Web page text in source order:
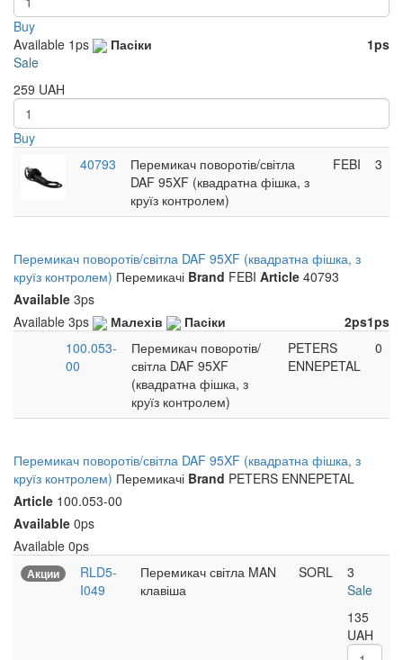
Buy
Available 1ps Пасіки
1ps
Sale
259 UAH
Buy
40793
Перемикач поворотів/світла
DAF 95XF (квадратна фішка, з
круїз контролем)
FEBI 3
Перемикач поворотів/світла DAF 95XF (квадратна фішка, з
круїз контролем) Перемикачі Brand FEBI Article 40793
Available 3ps
Available 3ps Малехів 1ps
Пасіки
2ps
100.053-
00
Перемикач поворотів/
світла DAF 95XF
(квадратна фішка, з
круїз контролем)
PETERS
ENNEPETAL
0
Перемикач поворотів/світла DAF 95XF (квадратна фішка, з
круїз контролем) Перемикачі Brand PETERS ENNEPETAL
Article 100.053-00
Available 0ps
Available 0ps
Акции
RLD5-
I049
Перемикач світла MAN
клавіша
SORL
3
Sale
135
UAH